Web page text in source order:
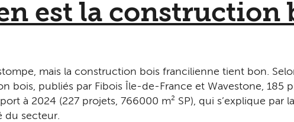
est la construction
mais la construction bois francilienne tient bon.
bois, publiés par Fibois Île-de-France et Wavestone, 185
à 2024 (227 projets, 766 000 m² SP), qui s’explique par
du secteur.